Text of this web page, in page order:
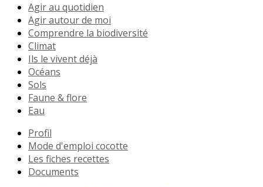
Agir au quotidien
Agir autour de moi
Comprendre la biodiversité
Climat
Ils le vivent déjà
Océans
Sols
Faune & flore
Eau
Profil
Mode d'emploi cocotte
Les fiches recettes
Documents